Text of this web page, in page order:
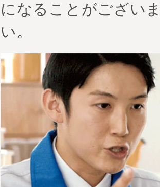
になることがござい
い。